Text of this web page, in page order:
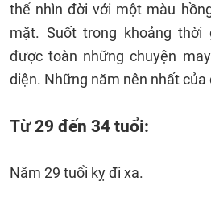
thể nhìn đời với một màu
mặt. Suốt trong khoảng thời
được toàn những chuyện
diện. Những năm nên nhất của
Từ 29 đến 34 tuổi:
Năm 29 tuổi kỵ đi xa.